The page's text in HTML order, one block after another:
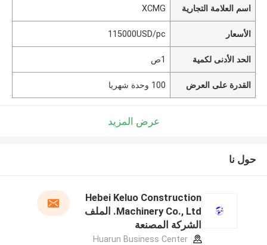
اسم العلامة التجارية XCMG
الأسعار 115000USD/pc
الحد الأدنى لكمية 1ص
القدرة على العرض 100 وحدة شهريا
عرض المزيد
حول نا
Hebei Keluo Construction
Machinery Co., Ltd. الملف
الشركة المصنعة
Huarun Business Center